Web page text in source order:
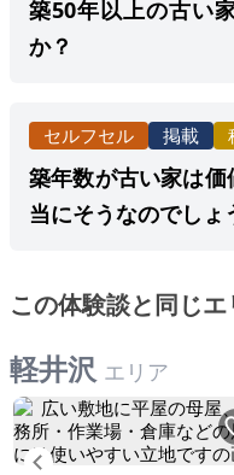
築50年以上の古い
か？
セルフセル 掲載
築年数が古い家は
当にそうなのでしょ
この体験談と同じ
軽井沢 エリア
Previous